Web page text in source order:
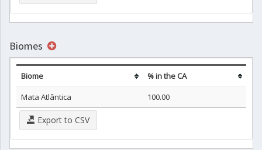
Biomes
Biome
% in the CA
Mata Atlântica
100.00
Export to CSV